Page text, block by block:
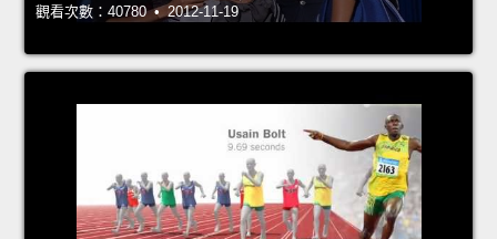
觀看次數：40780 • 2012-11-19